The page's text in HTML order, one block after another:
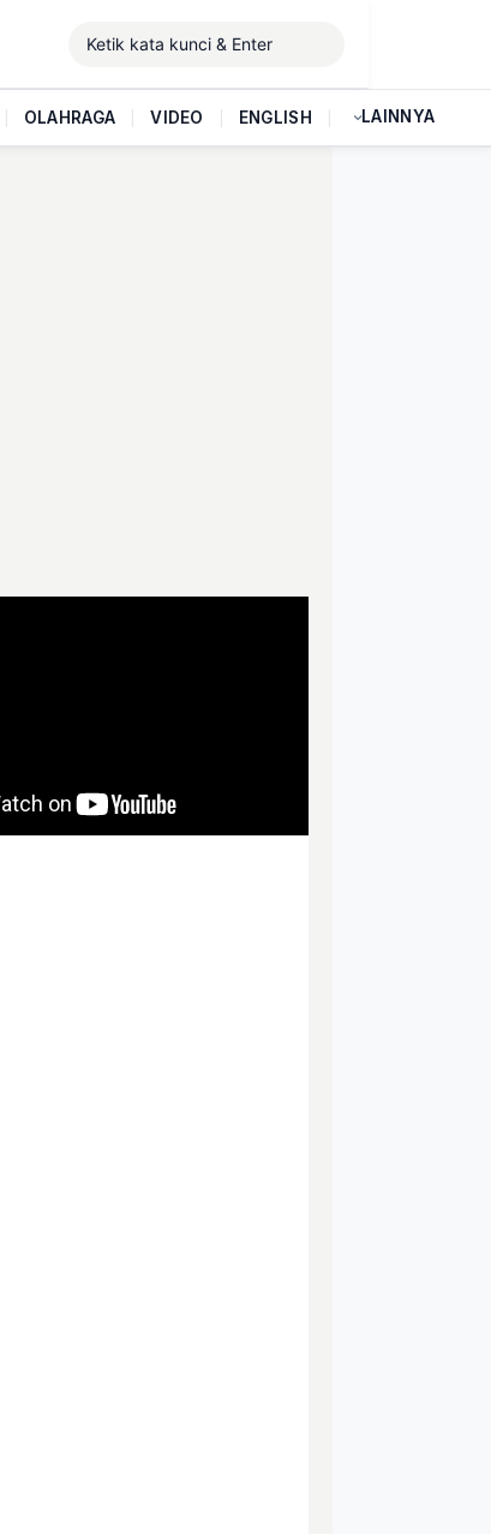
OLAHRAGA VIDEO ENGLISH LAINNYA